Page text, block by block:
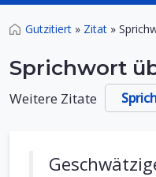
Gutzitiert » Zitat »
Sprichwort
Weitere Zitate